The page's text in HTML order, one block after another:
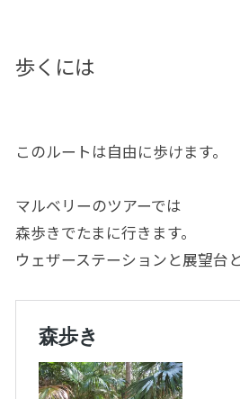
歩くには
このルートは自由に歩けます。
マルベリーのツアーでは
森歩きでたまに行きます。
ウェザーステーションと展望台